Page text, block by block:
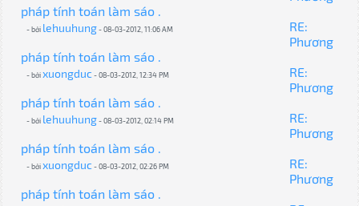
pháp tính toán làm sáo .
- bởi lehuuhung- 08-03-2012, 11:06 AM
RE:
Phương
pháp tính toán làm sáo .
- bởixuongduc- 08-03-2012, 12:34 PM
RE:
Phương
pháp tính toán làm sáo .
- bởi lehuuhung- 08-03-2012, 02:14 PM
RE:
Phương
pháp tính toán làm sáo .
- bởixuongduc- 08-03-2012, 02:26 PM
RE:
Phương
pháp tính toán làm sáo .